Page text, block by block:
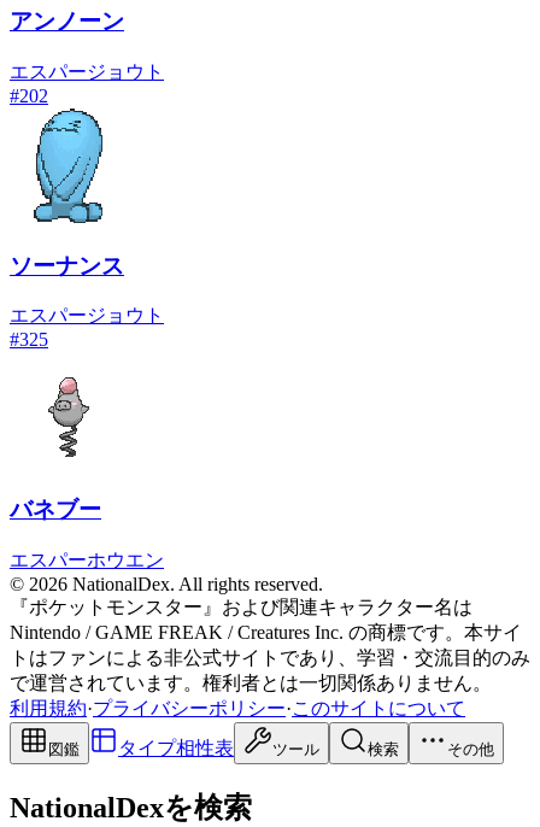
アンノーン
エスパージョウト
#202
ソーナンス
エスパージョウト
#325
バネブー
エスパーホウエン
© 2026 NationalDex. All rights reserved.
『ポケットモンスター』および関連キャラクター名は
Nintendo / GAME FREAK / Creatures Inc. の商標です。本サイ
トはファンによる非公式サイトであり、学習・交流目的のみ
で運営されています。権利者とは一切関係ありません。
利用規約·プライバシーポリシー·このサイトについて
図鑑 タイプ相性表 ツール 検索 その他
NationalDexを検索